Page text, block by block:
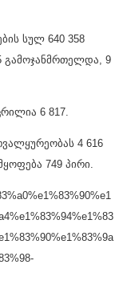
სულ 640 358
გამოჯანმრთელდა, 9
6 817.
4 616
749 პირი.